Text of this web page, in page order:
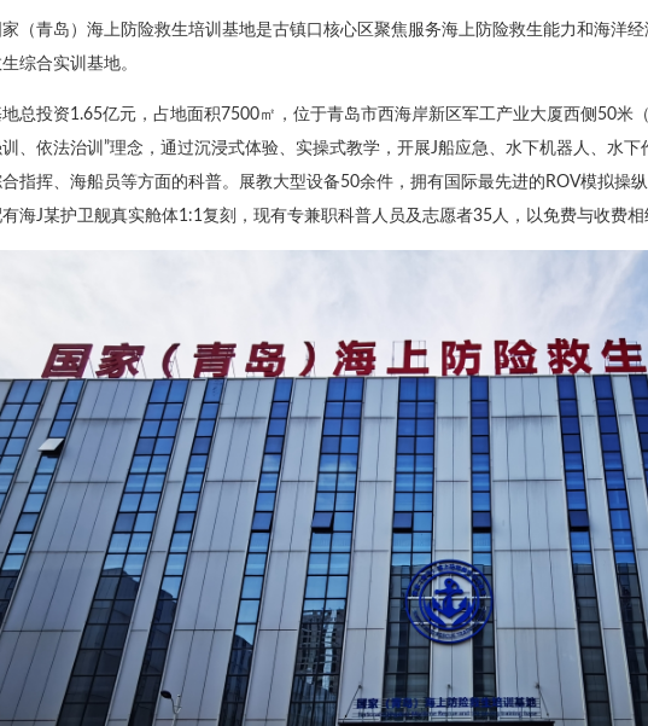
（青岛）海上防险救生培训基地是古镇口核心区聚焦服务海上防险救生能力和海洋
综合实训基地。
总投资1.65亿元，占地面积7500㎡，位于青岛市西海岸新区军工产业大厦西侧50米
、依法治训”理念，通过沉浸式体验、实操式教学，开展J船应急、水下机器人、水
指挥、海船员等方面的科普。展教大型设备50余件，拥有国际最先进的ROV模拟操
海J某护卫舰真实舱体1:1复刻，现有专兼职科普人员及志愿者35人，以免费与收费相